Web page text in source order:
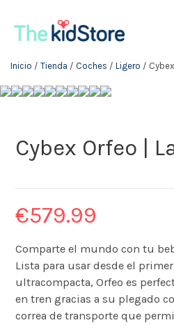
Inicio / Tienda / Coches / Ligero /
Cybex Orfeo |
€579.99
Comparte el mundo con tu
Lista para usar desde el
ultracompacta, Orfeo es
en tren gracias a su plegado
correa de transporte que